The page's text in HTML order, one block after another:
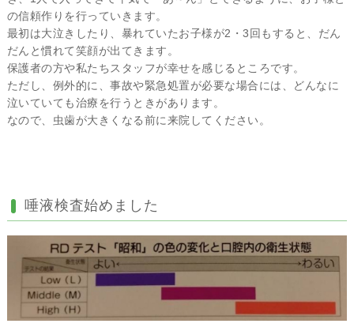
の信頼作りを行っていきます。
最初は大泣きしたり、暴れていたお子様が2・3回もすると、だん
だんと慣れて笑顔が出てきます。
保護者の方や私たちスタッフが幸せを感じるところです。
ただし、例外的に、事故や緊急処置が必要な場合には、どんなに
泣いていても治療を行うときがあります。
なので、虫歯が大きくなる前に来院してください。
唾液検査始めました